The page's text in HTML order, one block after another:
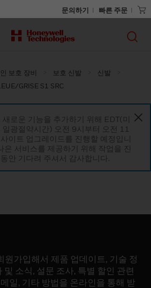
문의하기 빠른 주문
보호 장비 보호 신발
신발
GRISE S1 SRC
새로운 기능을 추가하기 위해 EDT(미
일광절약시간) 오전 9시부터 오전 11
이트 업그레이드를 진행할 예정입니
은 서비스를 제공하기 위해 작업을 진
안 기다려 주셔서 감사합니다.
가입해서 제품 업데이트, 기술 정
및 소식, 설문 조사, 특별 할인 관련
일, 기타 방법을 온라인을 통해 받